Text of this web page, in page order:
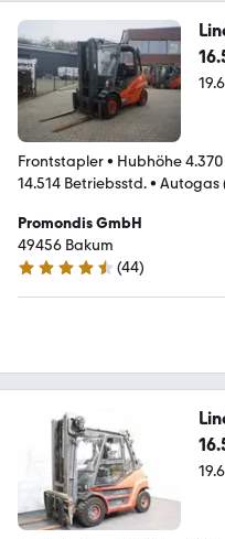
Frontstapler• Hubhöhe
14.514 Betriebsstd.• Autogas
Promondis GmbH
49456 Bakum
4.6 Sterne
(44)